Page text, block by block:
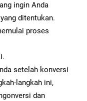
ingin Anda
ditentukan.
proses
setelah konversi
langkah ini,
dan